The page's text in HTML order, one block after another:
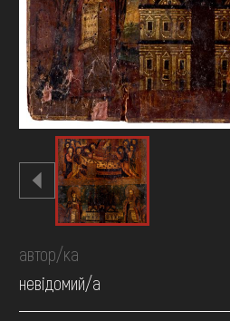
автор/ка
невідомий/а